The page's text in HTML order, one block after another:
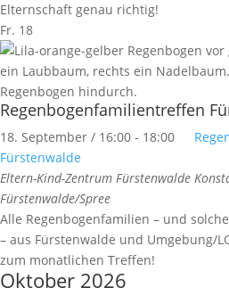
Elternschaft genau richtig!
Fr. 18
Regenbogenfamilientreffen
18. September / 16:00 - 18:00
Fürstenwalde
Eltern-Kind-Zentrum Fürstenwalde
Fürstenwalde/Spree
Alle Regenbogenfamilien – und
– aus Fürstenwalde und Umgebung/
zum monatlichen Treffen!
Oktober 2026